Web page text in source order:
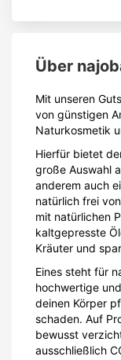
Über
Mit unseren
von günstigen
Naturkosmetik
Hierfür bietet
große Auswahl
anderem auch
natürlich frei
mit natürlichen
kaltgepresste
Kräuter und
Eines steht für
hochwertige
deinen Körper
schaden. Auf
bewusst
ausschließlich